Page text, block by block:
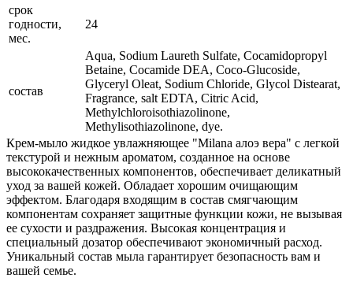
срок
годности,
мес.
24
состав
Aqua, Sodium Laureth Sulfate, Cocamidopropyl
Betaine, Cocamide DEA, Coco-Glucoside,
Glyceryl Oleat, Sodium Chloride, Glycol Distearat,
Fragrance, salt EDTA, Citric Acid,
Methylchloroisothiazolinone,
Methylisothiazolinone, dye.
Крем-мыло жидкое увлажняющее "Milana алоэ вера" с легкой
текстурой и нежным ароматом, созданное на основе
высококачественных компонентов, обеспечивает деликатный
уход за вашей кожей. Обладает хорошим очищающим
эффектом. Благодаря входящим в состав смягчающим
компонентам сохраняет защитные функции кожи, не вызывая
ее сухости и раздражения. Высокая концентрация и
специальный дозатор обеспечивают экономичный расход.
Уникальный состав мыла гарантирует безопасность вам и
вашей семье.